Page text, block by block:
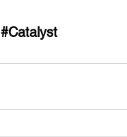
#Catalyst